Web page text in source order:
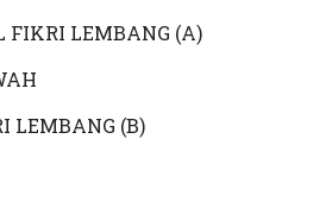
FIKRI LEMBANG (A)
LEMBANG (B)